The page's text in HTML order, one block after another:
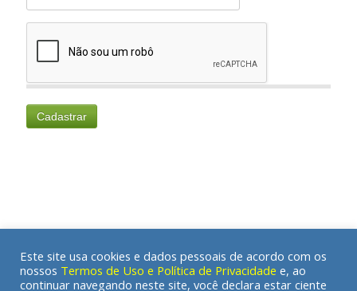
Este site usa cookies e dados pessoais de acordo com os
nossos Termos de Uso e Política de Privacidade e, ao
continuar navegando neste site, você declara estar ciente